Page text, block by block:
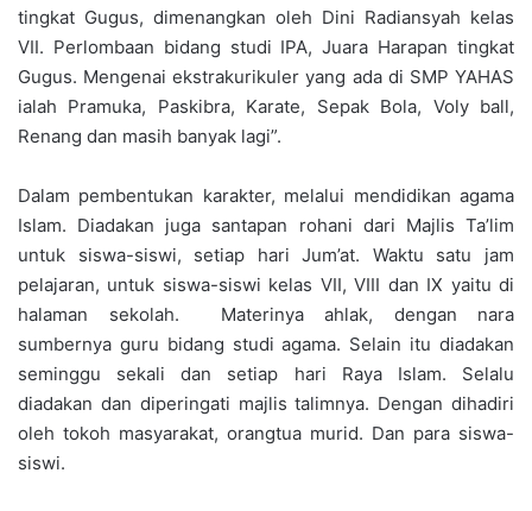
tingkat Gugus, dimenangkan oleh Dini Radiansyah kelas
VII. Perlombaan bidang studi IPA, Juara Harapan tingkat
Gugus. Mengenai ekstrakurikuler yang ada di SMP YAHAS
ialah Pramuka, Paskibra, Karate, Sepak Bola, Voly ball,
Renang dan masih banyak lagi”.
Dalam pembentukan karakter, melalui mendidikan agama
Islam. Diadakan juga santapan rohani dari Majlis Ta’lim
untuk siswa-siswi, setiap hari Jum’at. Waktu satu jam
pelajaran, untuk siswa-siswi kelas VII, VIII dan IX yaitu di
halaman sekolah. Materinya ahlak, dengan nara
sumbernya guru bidang studi agama. Selain itu diadakan
seminggu sekali dan setiap hari Raya Islam. Selalu
diadakan dan diperingati majlis talimnya. Dengan dihadiri
oleh tokoh masyarakat, orangtua murid. Dan para siswa-
siswi.